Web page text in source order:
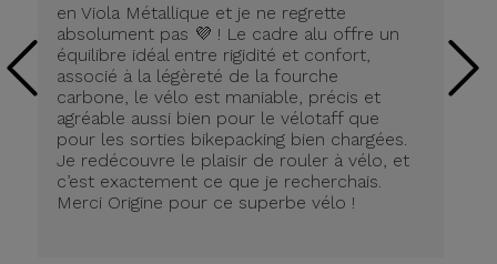
en Viola Métallique et je ne regrette
absolument pas 💜 ! Le cadre alu offre un
équilibre idéal entre rigidité et confort,
associé à la légèreté de la fourche
carbone, le vélo est maniable, précis et
agréable aussi bien pour le vélotaff que
pour les sorties bikepacking bien chargées.
Je redécouvre le plaisir de rouler à vélo, et
c’est exactement ce que je recherchais.
Merci Origine pour ce superbe vélo !